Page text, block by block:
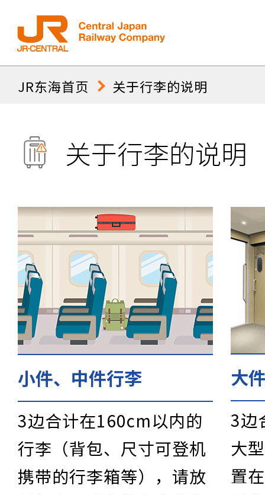
东海旅客铁道株式
会社
在来线运行情况
车票的购买·使用
车票的购买方法
乘车方法
JR东海首页 关于行李的说明
关于行李的说明
小件、中件行李
3边合计在160cm以内的
行李（背包、尺寸可登机
携带的行李箱等），请放
大
3边
大
置